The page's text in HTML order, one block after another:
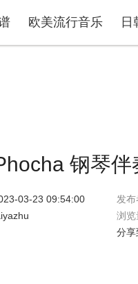
欧美流行音乐 日
钢琴伴
03-23 09:54:00
发
浏览
分享